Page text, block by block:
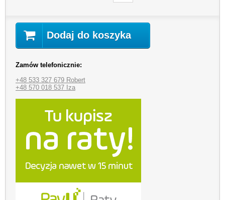
Dodaj do koszyka
Zamów telefonicznie:
+48 533 327 679 Robert
+48 570 018 537 Iza